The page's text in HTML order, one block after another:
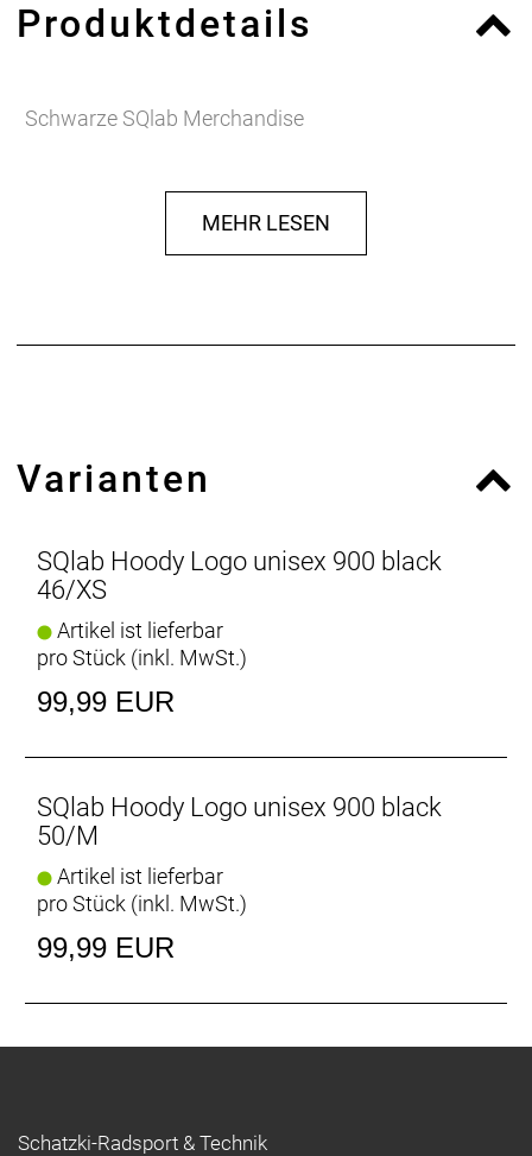
Produktdetails
Schwarze SQlab Merchandise
MEHR LESEN
Varianten
SQlab Hoody Logo unisex 900 black
46/XS
Artikel ist lieferbar
pro Stück (inkl. MwSt.)
99,99 EUR
SQlab Hoody Logo unisex 900 black
50/M
Artikel ist lieferbar
pro Stück (inkl. MwSt.)
99,99 EUR
Schatzki-Radsport & Technik